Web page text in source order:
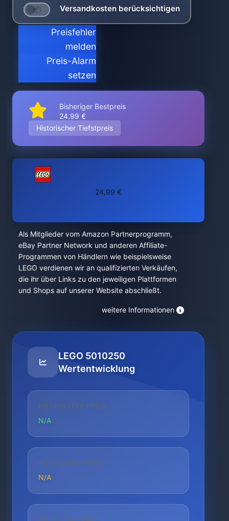
Versandkosten berücksichtigen
Preisfehler
melden
Preis-Alarm
setzen
Bisheriger Bestpreis
24.99 €
Historischer Tiefstpreis
24,99 €
Als Mitglieder vom Amazon Partnerprogramm,
eBay Partner Network und anderen Affiliate-
Programmen von Händlern wie beispielsweise
LEGO verdienen wir an qualifizierten Verkäufen,
die ihr über Links zu den jeweiligen Plattformen
und Shops auf unserer Website abschließt.
weitere Informationen
LEGO 5010250
Wertentwicklung
NIEDRIGSTER PREIS
N/A
AKTUELLER PREIS
N/A
HÖCHSTER PREIS